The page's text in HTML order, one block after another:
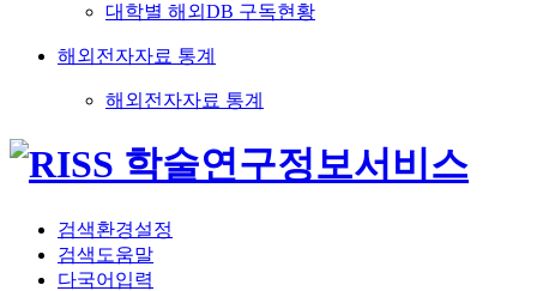
대학별 해외DB 구독현황
해외전자자료 통계
해외전자자료 통계
검색환경설정
검색도움말
다국어입력